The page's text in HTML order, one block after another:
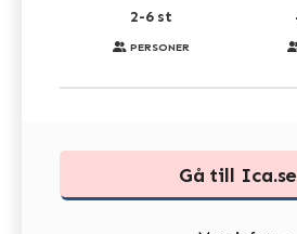
PERSONER
2-6 st
Gå till Ica.se